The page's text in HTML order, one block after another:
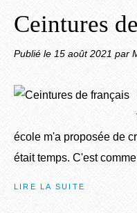
Ceintures
Publié le 15 août 2021 par
école m'a proposée de
était temps. C'est
LIRE LA SUITE